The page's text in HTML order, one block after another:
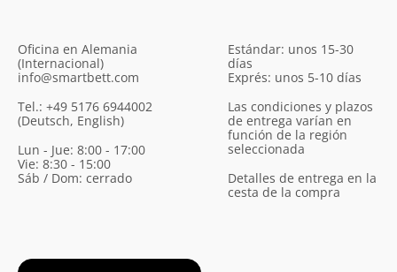
Oficina en Alemania
(Internacional)
info@smartbett.com
Tel.: +49 5176 6944002
(Deutsch, English)
Lun - Jue: 8:00 - 17:00
Vie: 8:30 - 15:00
Sáb / Dom: cerrado
Estándar: unos 15-30
días
Exprés: unos 5-10 días
Las condiciones y plazos
de entrega varían en
función de la región
seleccionada
Detalles de entrega en la
cesta de la compra